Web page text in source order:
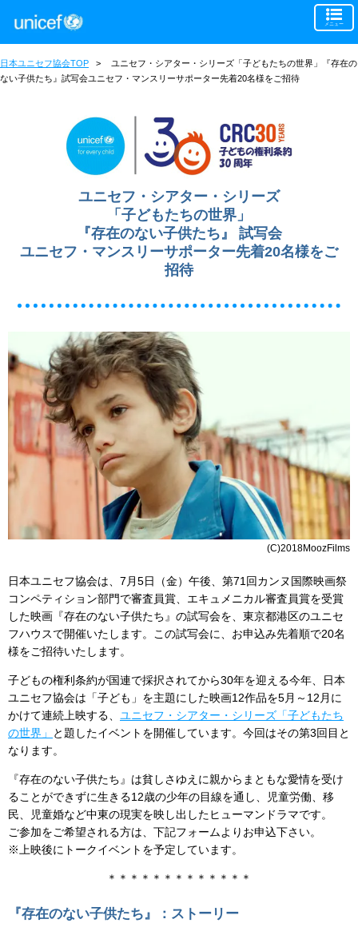
メニュー
日本ユニセフ協会TOP >
ユニセフ・シアター・シリーズ「子どもたちの世界」『存在の
ない子供たち』試写会ユニセフ・マンスリーサポーター先着20名様をご招待
ユニセフ・シアター・シリーズ
「子どもたちの世界」
『存在のない子供たち』 試写会
ユニセフ・マンスリーサポーター先着20名様をご
招待
(C)2018MoozFilms
日本ユニセフ協会は、7月5日（金）午後、第71回カンヌ国際映画祭
コンペティション部門で審査員賞、エキュメニカル審査員賞を受賞
した映画『存在のない子供たち』の試写会を、東京都港区のユニセ
フハウスで開催いたします。この試写会に、お申込み先着順で20名
様をご招待いたします。
子どもの権利条約が国連で採択されてから30年を迎える今年、日本
ユニセフ協会は「子ども」を主題にした映画12作品を5月～12月に
かけて連続上映する、 ユニセフ・シアター・シリーズ「子どもたち
の世界」
と題したイベントを開催しています。今回はその第3回目と
なります。
『存在のない子供たち』は貧しさゆえに親からまともな愛情を受け
ることができずに生きる12歳の少年の目線を通し、児童労働、移
民、児童婚など中東の現実を映し出したヒューマンドラマです。
ご参加をご希望される方は、下記フォームよりお申込下さい。
※上映後にトークイベントを予定しています。
＊＊＊＊＊＊＊＊＊＊＊＊＊
『存在のない子供たち』：ストーリー